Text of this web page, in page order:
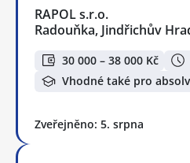
RAPOL s.r.o.
Radouňka, Jindřichův
30 000 – 38 000 Kč
Vhodné také pro
Zveřejněno: 5. srpna